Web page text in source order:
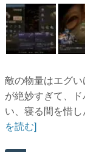
敵の物量はエグ
が絶妙すぎて、
い、寝る間を惜
を読む]